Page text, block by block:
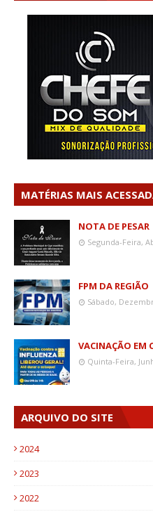
MATÉRIAS MAIS
NOTA DE PESAR
Segunda-Feira,
FPM DA REGIÃO
Sábado,
VACINAÇÃO EM
Quinta-Feira,
ARQUIVO DO SITE
2024
2023
2022